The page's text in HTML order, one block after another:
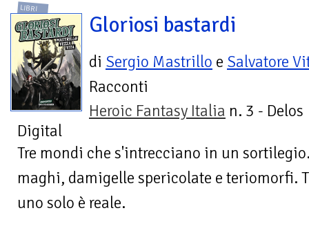
LIBRI
Gloriosi bastardi
di Sergio Mastrillo e Salvatore
Racconti
Heroic Fantasy Italia n. 3 - Delos
Digital
Tre mondi che s'intrecciano in un
maghi, damigelle spericolate e teriomorfi.
uno solo è reale.